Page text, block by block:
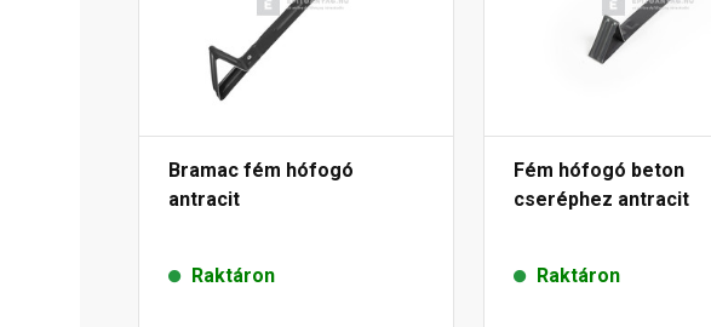
Bramac fém hófogó
antracit
Raktáron
Fém hófogó beton
cseréphez antracit
Raktáron